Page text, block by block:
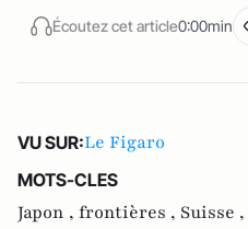
Écoutez cet article0:00min
VU SUR:Le Figaro
MOTS-CLES
Japon , frontières , Suisse ,